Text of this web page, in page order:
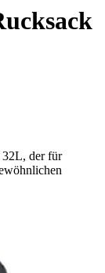
32L, der für